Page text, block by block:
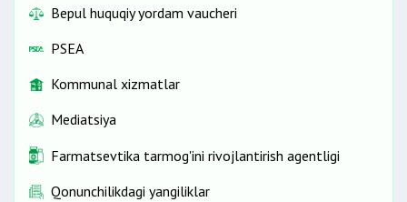
Bepul huquqiy yordam vaucheri
PSEA
Kommunal xizmatlar
Mediatsiya
Farmatsevtika tarmog'ini rivojlantirish agentligi
Qonunchilikdagi yangiliklar